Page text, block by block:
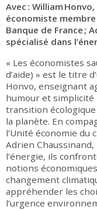
Avec : William
économiste
Banque de France ;
spécialisé dans
« Les économistes
d’aide) » est le titre
Honvo, enseignant
humour et simplicité
transition
la planète. En
l’Unité économie du
Adrien
l’énergie, ils
notions
changement
appréhender les
l’urgence